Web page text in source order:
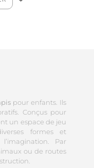
pour enfants. Ils
Conçus pour
un espace de jeu
formes et
Par
ou de routes